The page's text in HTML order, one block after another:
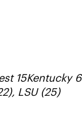
15Kentucky 6
LSU (25)